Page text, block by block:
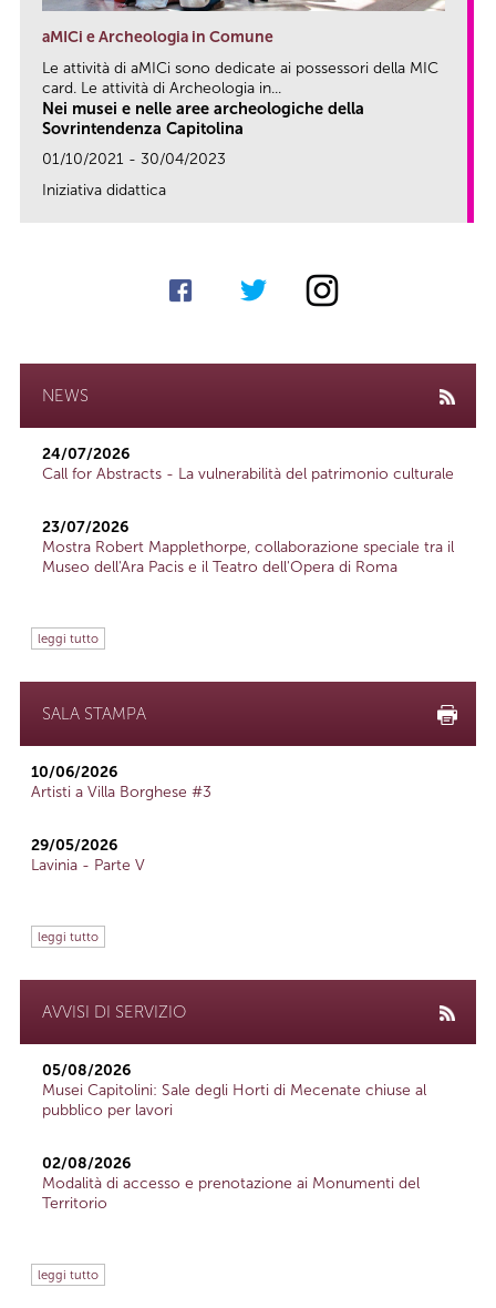
aMICi e Archeologia in Comune
Le attività di aMICi sono dedicate ai possessori della MIC
card. Le attività di Archeologia in...
Nei musei e nelle aree archeologiche della
Sovrintendenza Capitolina
01/10/2021 - 30/04/2023
Iniziativa didattica
NEWS
24/07/2026
Call for Abstracts - La vulnerabilità del patrimonio culturale
23/07/2026
Mostra Robert Mapplethorpe, collaborazione speciale tra il
Museo dell'Ara Pacis e il Teatro dell'Opera di Roma
leggi tutto
SALA STAMPA
10/06/2026
Artisti a Villa Borghese #3
29/05/2026
Lavinia - Parte V
leggi tutto
AVVISI DI SERVIZIO
05/08/2026
Musei Capitolini: Sale degli Horti di Mecenate chiuse al
pubblico per lavori
02/08/2026
Modalità di accesso e prenotazione ai Monumenti del
Territorio
leggi tutto